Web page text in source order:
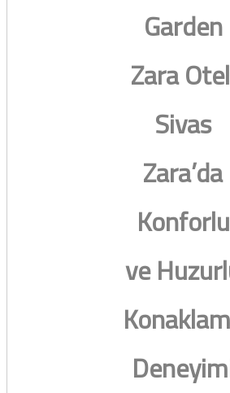
Garden
Zara
Sivas
Zara’da
Konforlu
ve